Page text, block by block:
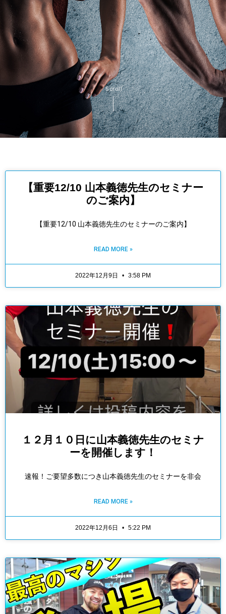
Scroll
【重要12/10 山本義徳先生のセミナー
のご案内】
【重要12/10 山本義徳先生のセミナーのご案内】
READ MORE »
2022年12月9日 3:58 PM
１２月１０日に山本義徳先生のセミナ
ーを開催します！
速報！ご要望多数につき山本義徳先生のセミナーを非会
READ MORE »
2022年12月6日 5:22 PM